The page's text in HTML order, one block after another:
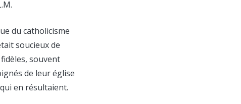
du catholicisme
soucieux de
souvent
de leur église
en résultaient.